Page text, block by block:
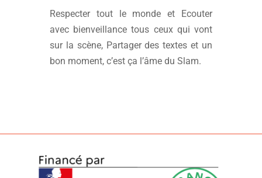
Respecter tout le monde et Ecouter
avec bienveillance tous ceux qui vont
sur la scène, Partager des textes et un
bon moment, c’est ça l’âme du Slam.